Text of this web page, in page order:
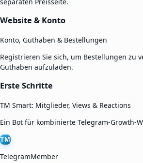
Website & Konto
Konto, Guthaben & Bestellungen
Registrieren Sie sich, um Bestellungen zu
Guthaben aufzuladen.
Erste Schritte
TM Smart: Mitglieder, Views & Reactions
Ein Bot für kombinierte Telegram-Growth-
TM
TelegramMember